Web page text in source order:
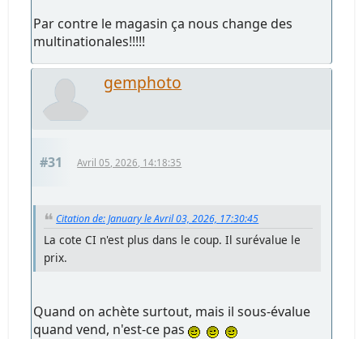
Par contre le magasin ça nous change des
multinationales!!!!!
gemphoto
#31 Avril 05, 2026, 14:18:35
Citation de: January le Avril 03, 2026, 17:30:45
La cote CI n'est plus dans le coup. Il surévalue le
prix.
Quand on achète surtout, mais il sous-évalue
quand vend, n'est-ce pas